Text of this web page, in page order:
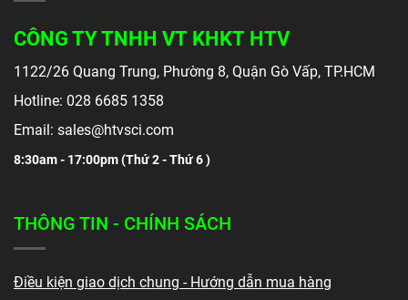
CÔNG TY TNHH VT KHKT HTV
1122/26 Quang Trung, Phường 8, Quận Gò Vấp, TP.HCM
Hotline: 028 6685 1358
Email: sales@htvsci.com
8:30am - 17:00pm (Thứ 2 - Thứ 6 )
THÔNG TIN - CHÍNH SÁCH
Điều kiện giao dịch chung - Hướng dẫn mua hàng